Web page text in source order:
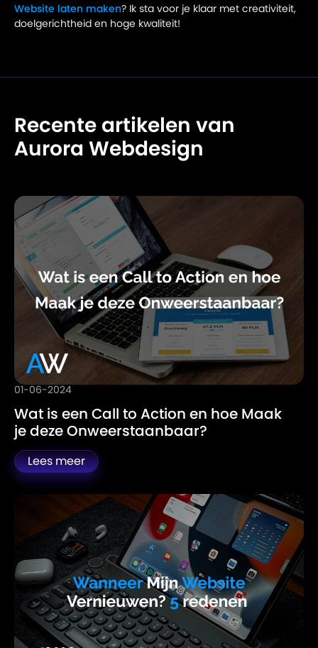
Website laten maken? Ik sta voor je klaar met creativiteit,
doelgerichtheid en hoge kwaliteit!
Recente artikelen van
Aurora Webdesign
01-06-2024
Wat is een Call to Action en hoe Maak
je deze Onweerstaanbaar?
Lees meer